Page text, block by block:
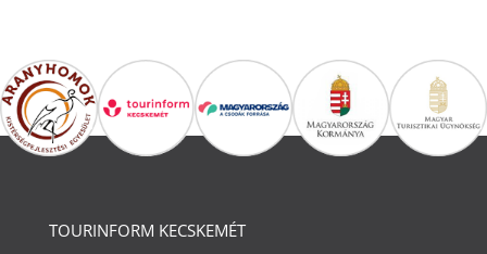
TOURINFORM KECSKEMÉT